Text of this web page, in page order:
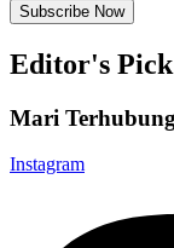
Subscribe Now
Editor's Pick
Mari
Instagram